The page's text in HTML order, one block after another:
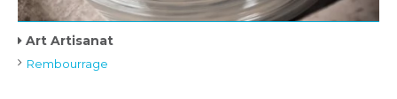
Art Artisanat
Rembourrage